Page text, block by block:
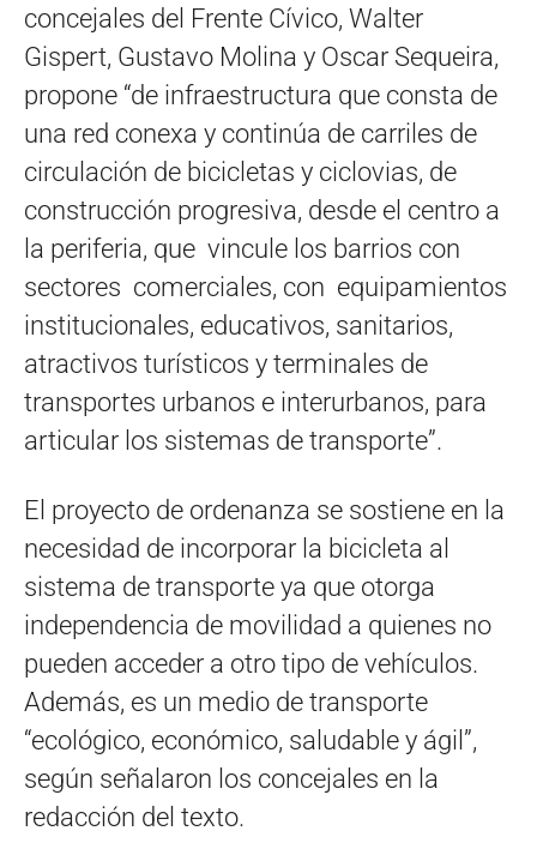
concejales del Frente Cívico, Walter
Gispert, Gustavo Molina y Oscar Sequeira,
propone “de infraestructura que consta de
una red conexa y continúa de carriles de
circulación de bicicletas y ciclovias, de
construcción progresiva, desde el centro a
la periferia, que vincule los barrios con
sectores comerciales, con equipamientos
institucionales, educativos, sanitarios,
atractivos turísticos y terminales de
transportes urbanos e interurbanos, para
articular los sistemas de transporte”.
El proyecto de ordenanza se sostiene en la
necesidad de incorporar la bicicleta al
sistema de transporte ya que otorga
independencia de movilidad a quienes no
pueden acceder a otro tipo de vehículos.
Además, es un medio de transporte
“ecológico, económico, saludable y ágil”,
según señalaron los concejales en la
redacción del texto.